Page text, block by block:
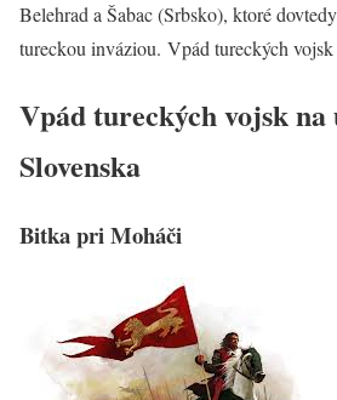
Belehrad a Šabac (Srbsko), ktoré
tureckou inváziou. Vpád tureckých vojsk
Vpád tureckých vojsk na
Slovenska
Bitka pri Moháči